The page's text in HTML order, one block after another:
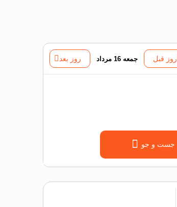
روز قبل جمعه 16 مرداد روز بعد
جست و جو